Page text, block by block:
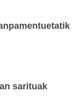
sarituak